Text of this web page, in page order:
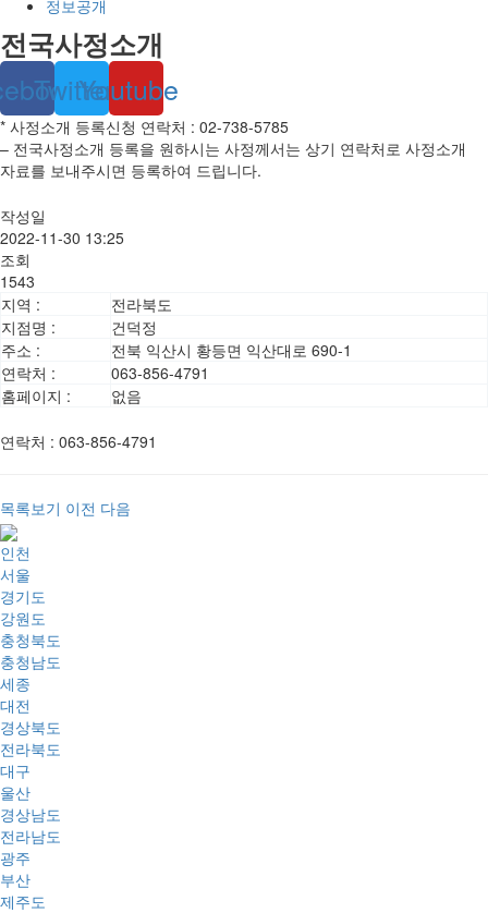
정보공개
전국사정소개
TwitterYoutube
* 사정소개 등록신청 연락처 : 02-738-5785
– 전국사정소개 등록을 원하시는 사정께서는 상기 연락처로 사정소개
자료를 보내주시면 등록하여 드립니다.
작성일
2022-11-30 13:25
조회
1543
지역 :
전라북도
지점명 :
건덕정
주소 :
전북 익산시 황등면 익산대로 690-1
연락처 :
063-856-4791
홈페이지 :
없음
연락처 : 063-856-4791
목록보기 이전 다음
인천
서울
경기도
강원도
충청북도
충청남도
세종
대전
경상북도
전라북도
대구
울산
경상남도
전라남도
광주
부산
제주도